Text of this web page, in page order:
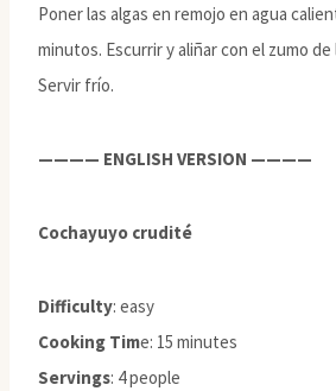
Poner las algas en remojo en agua
minutos. Escurrir y aliñar con el zumo de
Servir frío.
———— ENGLISH VERSION ————
Cochayuyo crudité
Difficulty: easy
Cooking Time: 15 minutes
Servings: 4 people